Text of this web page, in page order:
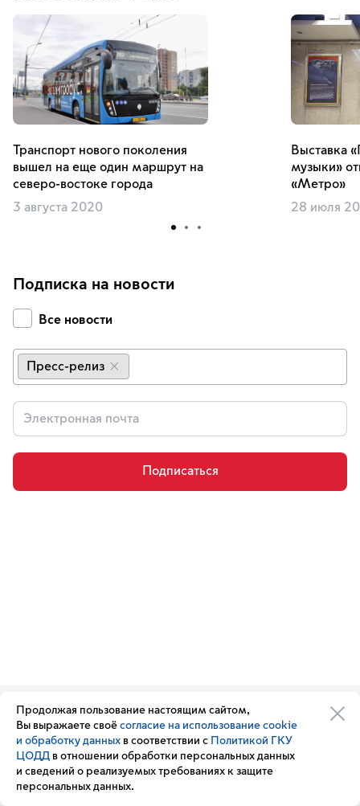
Транспорт нового поколения
вышел на еще один маршрут на
северо-востоке города
3 августа 2020
Выставка
музыки»
«Метро»
28 июля
Подписка на новости
Все новости
Пресс-релиз
Подписаться
Организации транспортного
комплекса
Транспортный комплекс
России
Новости
Обратная связь
Подписка
на новости
Вакансии
Продолжая пользование настоящим сайтом,
Вы выражаете своё согласие на использование cookie
и обработку данных в соответствии с Политикой ГКУ
ЦОДД в отношении обработки персональных данных
и сведений о реализуемых требованиях к защите
персональных данных.